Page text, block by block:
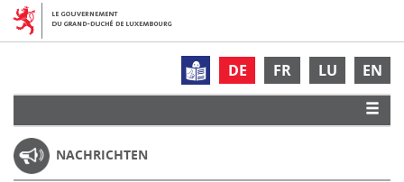
DE FR LU EN
NACHRICHTEN